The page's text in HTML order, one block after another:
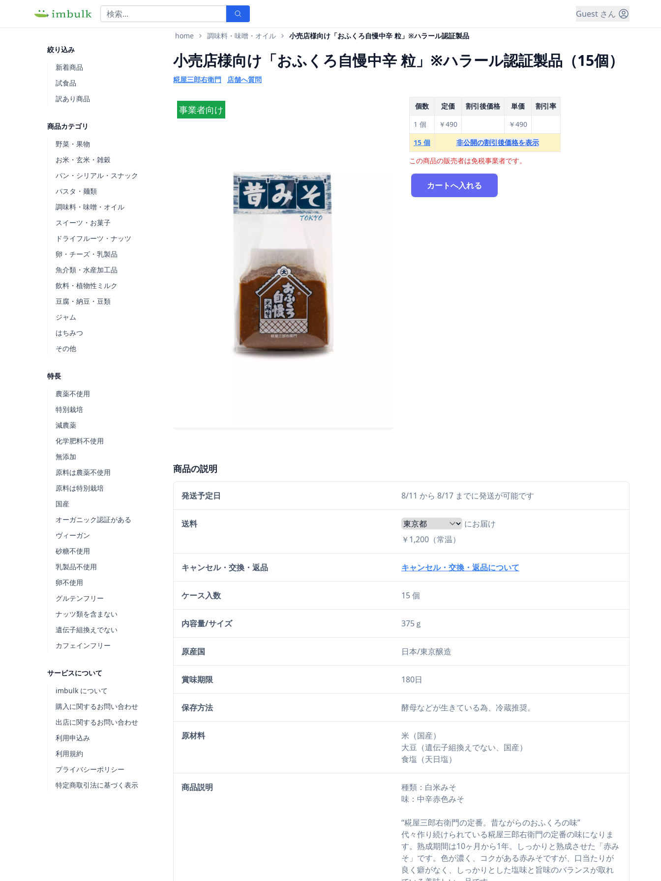
Guest さん
絞り込み
新着商品
試食品
訳あり商品
商品カテゴリ
野菜・果物
お米・玄米・雑穀
パン・シリアル・スナック
パスタ・麺類
調味料・味噌・オイル
スイーツ・お菓子
ドライフルーツ・ナッツ
卵・チーズ・乳製品
魚介類・水産加工品
飲料・植物性ミルク
豆腐・納豆・豆類
ジャム
はちみつ
その他
特長
農薬不使用
特別栽培
減農薬
化学肥料不使用
無添加
原料は農薬不使用
原料は特別栽培
国産
オーガニック認証がある
ヴィーガン
砂糖不使用
乳製品不使用
卵不使用
グルテンフリー
ナッツ類を含まない
遺伝子組換えでない
カフェインフリー
サービスについて
imbulk について
購入に関するお問い合わせ
出店に関するお問い合わせ
利用申込み
利用規約
プライバシーポリシー
特定商取引法に基づく表示
home 調味料・味噌・オイル 小売店様向け「おふくろ自慢中辛 粒」※ハラール認証製品
小売店様向け「おふくろ自慢中辛 粒」※ハラール認証製品（15個）
糀屋三郎右衛門 店舗へ質問
事業者向け 個数 定価 割引後価格 単価
割引率
1 個
￥490
￥490
15 個
非公開の割引後価格を表示
この商品の販売者は免税事業者です。
カートへ入れる
商品の説明
発送予定日 8/11 から 8/17 までに発送が可能です
送料
にお届け
￥1,200（常温）
キャンセル・交換・返品 キャンセル・交換・返品について
ケース入数 15 個
内容量/サイズ 375ｇ
原産国 日本/東京醸造
賞味期限 180日
保存方法 酵母などが生きている為、冷蔵推奨。
原材料
米（国産）
大豆（遺伝子組換えでない、国産）
食塩（天日塩）
商品説明
種類：白米みそ
味：中辛赤色みそ
“糀屋三郎右衛門の定番。昔ながらのおふくろの味”
代々作り続けられている糀屋三郎右衛門の定番の味になりま
す。熟成期間は10ヶ月から1年。しっかりと熟成させた「赤み
そ」です。色が濃く、コクがある赤みそですが、口当たりが
良く癖がなく、しっかりとした塩味と旨味のバランスが取れ